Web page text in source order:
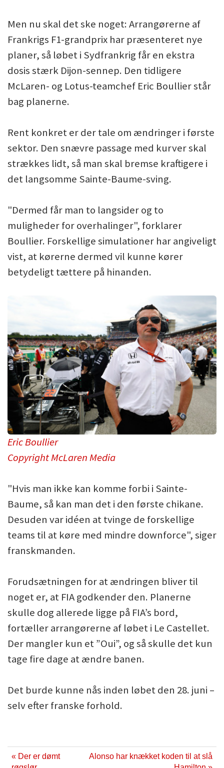
Men nu skal det ske noget: Arrangørerne af
Frankrigs F1-grandprix har præsenteret nye
planer, så løbet i Sydfrankrig får en ekstra
dosis stærk Dijon-sennep. Den tidligere
McLaren- og Lotus-teamchef Eric Boullier står
bag planerne.
Rent konkret er der tale om ændringer i første
sektor. Den snævre passage med kurver skal
strækkes lidt, så man skal bremse kraftigere i
det langsomme Sainte-Baume-sving.
"Dermed får man to langsider og to
muligheder for overhalinger", forklarer
Boullier. Forskellige simulationer har angiveligt
vist, at kørerne dermed vil kunne kører
betydeligt tættere på hinanden.
Eric Boullier
Copyright McLaren Media
"Hvis man ikke kan komme forbi i Sainte-
Baume, så kan man det i den første chikane.
Desuden var idéen at tvinge de forskellige
teams til at køre med mindre downforce", siger
franskmanden.
Forudsætningen for at ændringen bliver til
noget er, at FIA godkender den. Planerne
skulle dog allerede ligge på FIA’s bord,
fortæller arrangørerne af løbet i Le Castellet.
Der mangler kun et ”Oui”, og så skulle det kun
tage fire dage at ændre banen.
Det burde kunne nås inden løbet den 28. juni –
selv efter franske forhold.
« Der er dømt
Alonso har knækket koden til at slå